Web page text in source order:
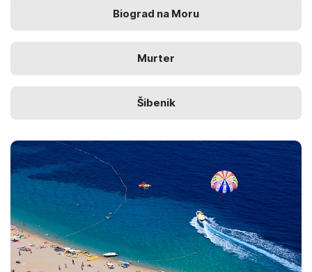
Biograd na Moru
Murter
Šibenik